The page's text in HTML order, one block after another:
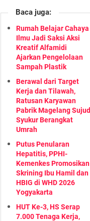
Baca juga:
Rumah Belajar Cahaya
Ilmu Jadi Saksi Aksi
Kreatif Alfamidi
Ajarkan Pengelolaan
Sampah Plastik
Berawal dari Target
Kerja dan Tilawah,
Ratusan Karyawan
Pabrik Magelang Sujud
Syukur Berangkat
Umrah
Putus Penularan
Hepatitis, PPHI-
Kemenkes Promosikan
Skrining Ibu Hamil dan
HBIG di WHD 2026
Yogyakarta
HUT Ke-3, HS Serap
7.000 Tenaga Kerja,